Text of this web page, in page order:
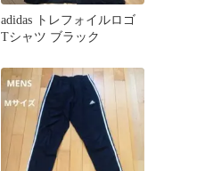
adidas トレフォイルロゴ
Tシャツ ブラック